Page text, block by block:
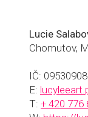
Lucie
Chomutov,
IČ: 09530908
E:
T: + 420 776